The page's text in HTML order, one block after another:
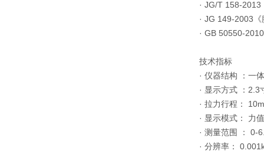
· JG/T 158-
· JG 149-2003
· GB 50550-
技术指标
· 仪器结构 ：一
· 显示方式 ：
· 拉力行程：
· 显示模式： 力
· 测量范围 ： 0-
· 分辨率：